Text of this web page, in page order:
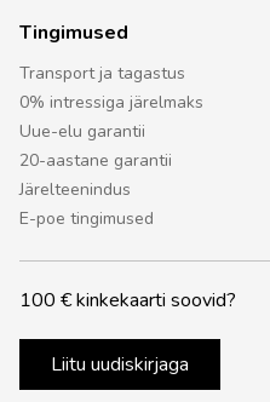
Tingimused
Transport ja tagastus
0% intressiga järelmaks
Uue-elu garantii
20-aastane garantii
Järelteenindus
E-poe tingimused
100 € kinkekaarti soovid?
Liitu uudiskirjaga